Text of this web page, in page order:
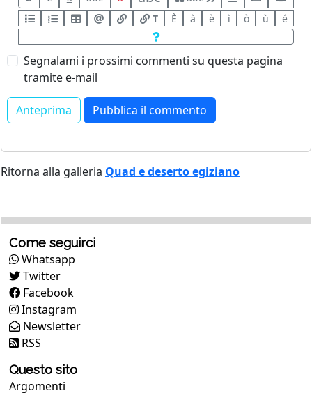
T
È à è ì ò ù é
Segnalami i prossimi commenti su questa pagina
tramite e-mail
Ritorna alla galleria Quad e deserto egiziano
Come seguirci
Whatsapp
Twitter
Facebook
Instagram
Newsletter
RSS
Questo sito
Argomenti